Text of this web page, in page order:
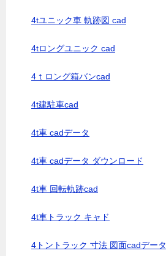
4tユニック車 軌跡図 cad
4tロングユニック cad
4ｔロング箱バンcad
4t建駐車cad
4t車 cadデータ
4t車 cadデータ ダウンロード
4t車 回転軌跡cad
4t車トラック キャド
4トントラック 寸法 図面cadデータ